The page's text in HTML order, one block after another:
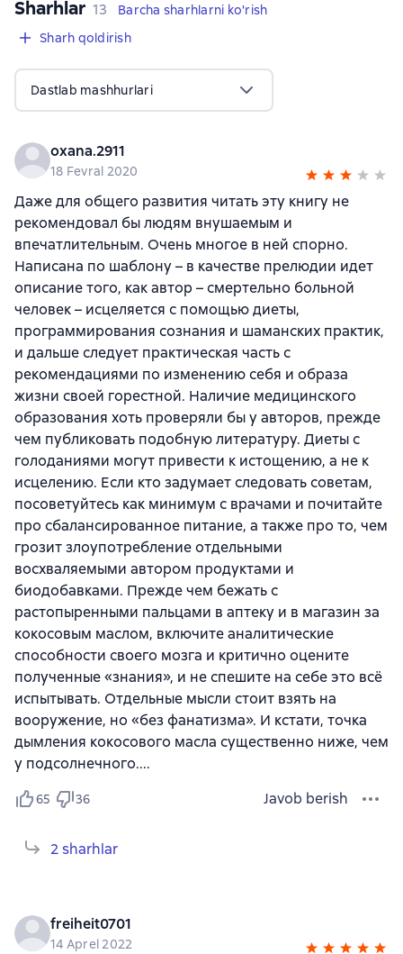
Sharhlar 13 sharhlar
13
Barcha sharhlarni ko'rish
Sharh qoldirish
Dastlab mashhurlari
oxana.2911
18 Fevral 2020
Даже для общего развития читать эту книгу не
рекомендовал бы людям внушаемым и
впечатлительным. Очень многое в ней спорно.
Написана по шаблону – в качестве прелюдии идет
описание того, как автор – смертельно больной
человек – исцеляется с помощью диеты,
программирования сознания и шаманских практик,
и дальше следует практическая часть с
рекомендациями по изменению себя и образа
жизни своей горестной. Наличие медицинского
образования хоть проверяли бы у авторов, прежде
чем публиковать подобную литературу. Диеты с
голоданиями могут привести к истощению, а не к
исцелению. Если кто задумает следовать советам,
посоветуйтесь как минимум с врачами и почитайте
про сбалансированное питание, а также про то, чем
грозит злоупотребление отдельными
восхваляемыми автором продуктами и
биодобавками. Прежде чем бежать с
растопыренными пальцами в аптеку и в магазин за
кокосовым маслом, включите аналитические
способности своего мозга и критично оцените
полученные «знания», и не спешите на себе это всё
испытывать. Отдельные мысли стоит взять на
вооружение, но «без фанатизма». И кстати, точка
дымления кокосового масла существенно ниже, чем
у подсолнечного....
65 36 Javob berish
2 sharhlar
freiheit0701
14 Aprel 2022